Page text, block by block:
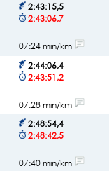
2:43:15,5
2:43:06,7
07:24 min/km
2:44:06,4
2:43:51,2
07:28 min/km
2:48:54,4
2:48:42,5
07:40 min/km